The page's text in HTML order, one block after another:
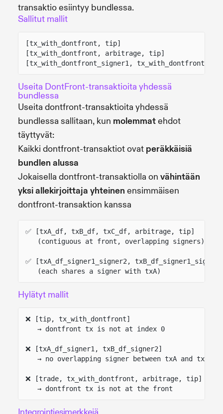
transaktio esiintyy bundlessa.
Sallitut mallit
[tx_with_dontfront, tip]
[tx_with_dontfront, arbitrage, tip]
[tx_with_dontfront_signer1,
Useita DontFront-transaktioita yhdessä
bundlessa
Useita dontfront-transaktioita yhdessä
bundlessa sallitaan, kun molemmatehdot
täyttyvät:
Kaikki dontfront-transaktiot ovat peräkkäisiä
bundlen alussa
Jokaisella dontfront-transaktiolla on vähintään
yksi allekirjoittaja yhteinen ensimmäisen
dontfront-transaktion kanssa
✅ [txA_df, txB_df, txC_df, arbitrage, tip]
(contiguous at front, overlapping signers)
✅ [txA_df_signer1_signer2,
(each shares a signer with txA)
Hylätyt mallit
❌ [tip, tx_with_dontfront]
→ dontfront tx is not at index 0
❌ [txA_df_signer1, txB_df_signer2]
→ no overlapping signer between txA and txB
❌ [trade, tx_with_dontfront, arbitrage, tip]
→ dontfront tx is not at the front